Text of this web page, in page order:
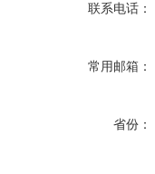
联系电话：
常用邮箱：
省份：